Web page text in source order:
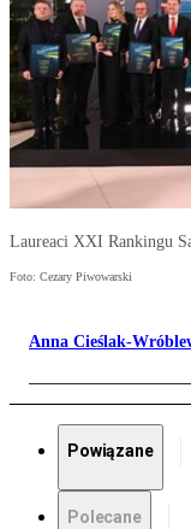
Laureaci XXI Rankingu
Foto: Cezary Piwowarski
Anna Cieślak-
Powiązane
Polecane